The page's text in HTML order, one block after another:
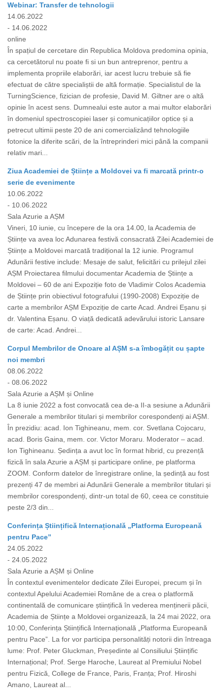
Webinar: Transfer de tehnologii
14.06.2022
- 14.06.2022
online
În spațiul de cercetare din Republica Moldova predomina opinia,
ca cercetătorul nu poate fi si un bun antreprenor, pentru a
implementa propriile elaborări, iar acest lucru trebuie să fie
efectuat de către specialiștii de altă formație. Specialistul de la
TurningScience, fizician de profesie, David M. Giltner are o altă
opinie în acest sens. Dumnealui este autor a mai multor elaborări
în domeniul spectroscopiei laser și comunicațiilor optice și a
petrecut ultimii peste 20 de ani comercializând tehnologiile
fotonice la diferite scări, de la întreprinderi mici până la companii
relativ mari...
Ziua Academiei de Științe a Moldovei va fi marcată printr-o
serie de evenimente
10.06.2022
- 10.06.2022
Sala Azurie a AȘM
Vineri, 10 iunie, cu începere de la ora 14.00, la Academia de
Științe va avea loc Adunarea festivă consacrată Zilei Academiei de
Științe a Moldovei marcată tradițional la 12 iunie. Programul
Adunării festive include: Mesaje de salut, felicitări cu prilejul zilei
AȘM Proiectarea filmului documentar Academia de Științe a
Moldovei – 60 de ani Expoziție foto de Vladimir Colos Academia
de Științe prin obiectivul fotografului (1990-2008) Expoziție de
carte a membrilor AȘM Expoziție de carte Acad. Andrei Eșanu și
dr. Valentina Eșanu. O viață dedicată adevărului istoric Lansare
de carte: Acad. Andrei...
Corpul Membrilor de Onoare al AȘM s-a îmbogățit cu șapte
noi membri
08.06.2022
- 08.06.2022
Sala Azurie a AȘM și Online
La 8 iunie 2022 a fost convocată cea de-a II-a sesiune a Adunării
Generale a membrilor titulari și membrilor corespondenți ai AȘM.
În prezidiu: acad. Ion Tighineanu, mem. cor. Svetlana Cojocaru,
acad. Boris Gaina, mem. cor. Victor Moraru. Moderator – acad.
Ion Tighineanu. Ședința a avut loc în format hibrid, cu prezență
fizică în sala Azurie a AȘM și participare online, pe platforma
ZOOM. Conform datelor de înregistrare online, la ședință au fost
prezenți 47 de membri ai Adunării Generale a membrilor titulari și
membrilor corespondenți, dintr-un total de 60, ceea ce constituie
peste 2/3 din...
Conferința Științifică Internațională „Platforma Europeană
pentru Pace”
24.05.2022
- 24.05.2022
Sala Azurie a AȘM și Online
În contextul evenimentelor dedicate Zilei Europei, precum și în
contextul Apelului Academiei Române de a crea o platformă
continentală de comunicare științifică în vederea menținerii păcii,
Academia de Științe a Moldovei organizează, la 24 mai 2022, ora
10:00, Conferința Științifică Internațională „Platforma Europeană
pentru Pace”. La for vor participa personalități notorii din întreaga
lume: Prof. Peter Gluckman, Președinte al Consiliului Științific
Internațional; Prof. Serge Haroche, Laureat al Premiului Nobel
pentru Fizică, College de France, Paris, Franța; Prof. Hiroshi
Amano, Laureat al...